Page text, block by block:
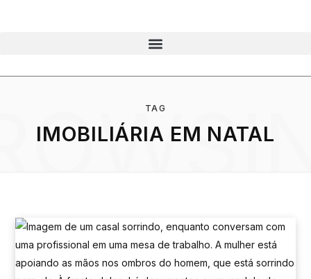
TAG
IMOBILIÁRIA EM NATAL